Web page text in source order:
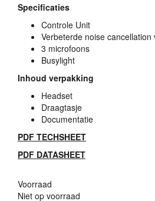
Specificaties
Controle Unit
Verbeterde noise
3 microfoons
Busylight
Inhoud verpakking
Headset
Draagtasje
Documentatie
PDF TECHSHEET
PDF DATASHEET
Voorraad
Niet op voorraad